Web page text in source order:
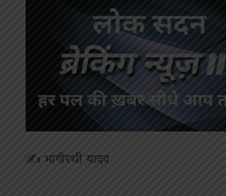
✍️ भागीरथी यादव